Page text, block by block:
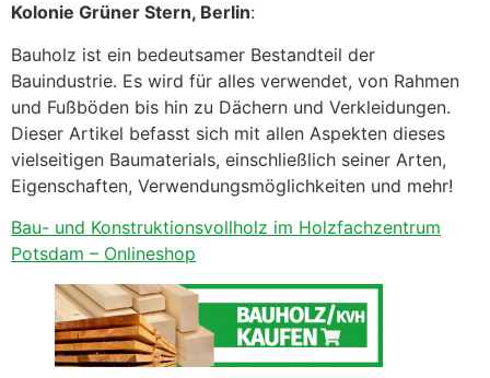
Kolonie Grüner Stern, Berlin:
Bauholz ist ein bedeutsamer Bestandteil der
Bauindustrie. Es wird für alles verwendet, von Rahmen
und Fußböden bis hin zu Dächern und Verkleidungen.
Dieser Artikel befasst sich mit allen Aspekten dieses
vielseitigen Baumaterials, einschließlich seiner Arten,
Eigenschaften, Verwendungsmöglichkeiten und mehr!
Bau- und Konstruktionsvollholz im Holzfachzentrum
Potsdam – Onlineshop